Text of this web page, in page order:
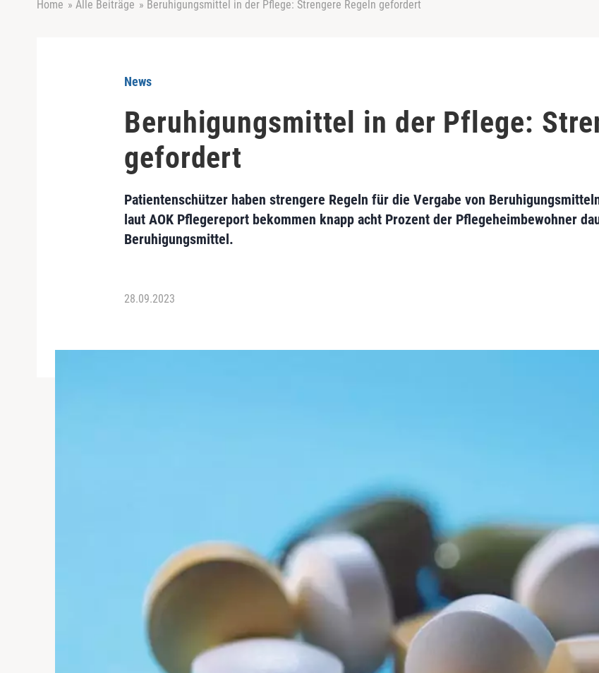
Home » Alle Beiträge » Beruhigungsmittel in der Pflege: Strengere Regeln gefordert
News
Beruhigungsmittel in der Pflege:
gefordert
Patientenschützer haben strengere Regeln für die Vergabe von
laut AOK Pflegereport bekommen knapp acht Prozent der Pflegeheimbewohner
Beruhigungsmittel.
28.09.2023